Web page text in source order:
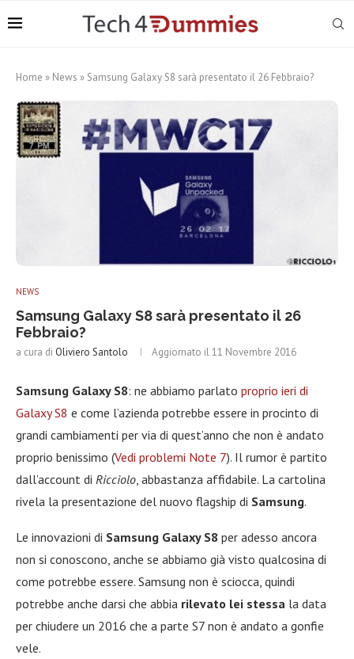
Home » News » Samsung Galaxy S8 sarà presentato il 26 Febbraio?
NEWS
Samsung Galaxy S8 sarà presentato il 26
Febbraio?
a cura di Oliviero Santolo Aggiornato il11 Novembre 2016
Samsung Galaxy S8: ne abbiamo parlato proprio ieri di
Galaxy S8 e come l’azienda potrebbe essere in procinto di
grandi cambiamenti per via di quest’anno che non è andato
proprio benissimo (Vedi problemi Note 7). Il rumor è partito
dall’account di Ricciolo , abbastanza affidabile. La cartolina
rivela la presentazione del nuovo flagship di Samsung.
Le innovazioni di Samsung Galaxy S8 per adesso ancora
non si conoscono, anche se abbiamo già visto qualcosina di
come potrebbe essere. Samsung non è sciocca, quindi
potrebbe anche darsi che abbia rilevato lei stessa la data
per chiudere un 2016 che a parte S7 non è andato a gonfie
vele.